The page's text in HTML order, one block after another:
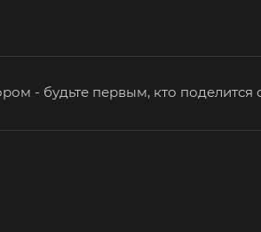
- будьте первым, кто